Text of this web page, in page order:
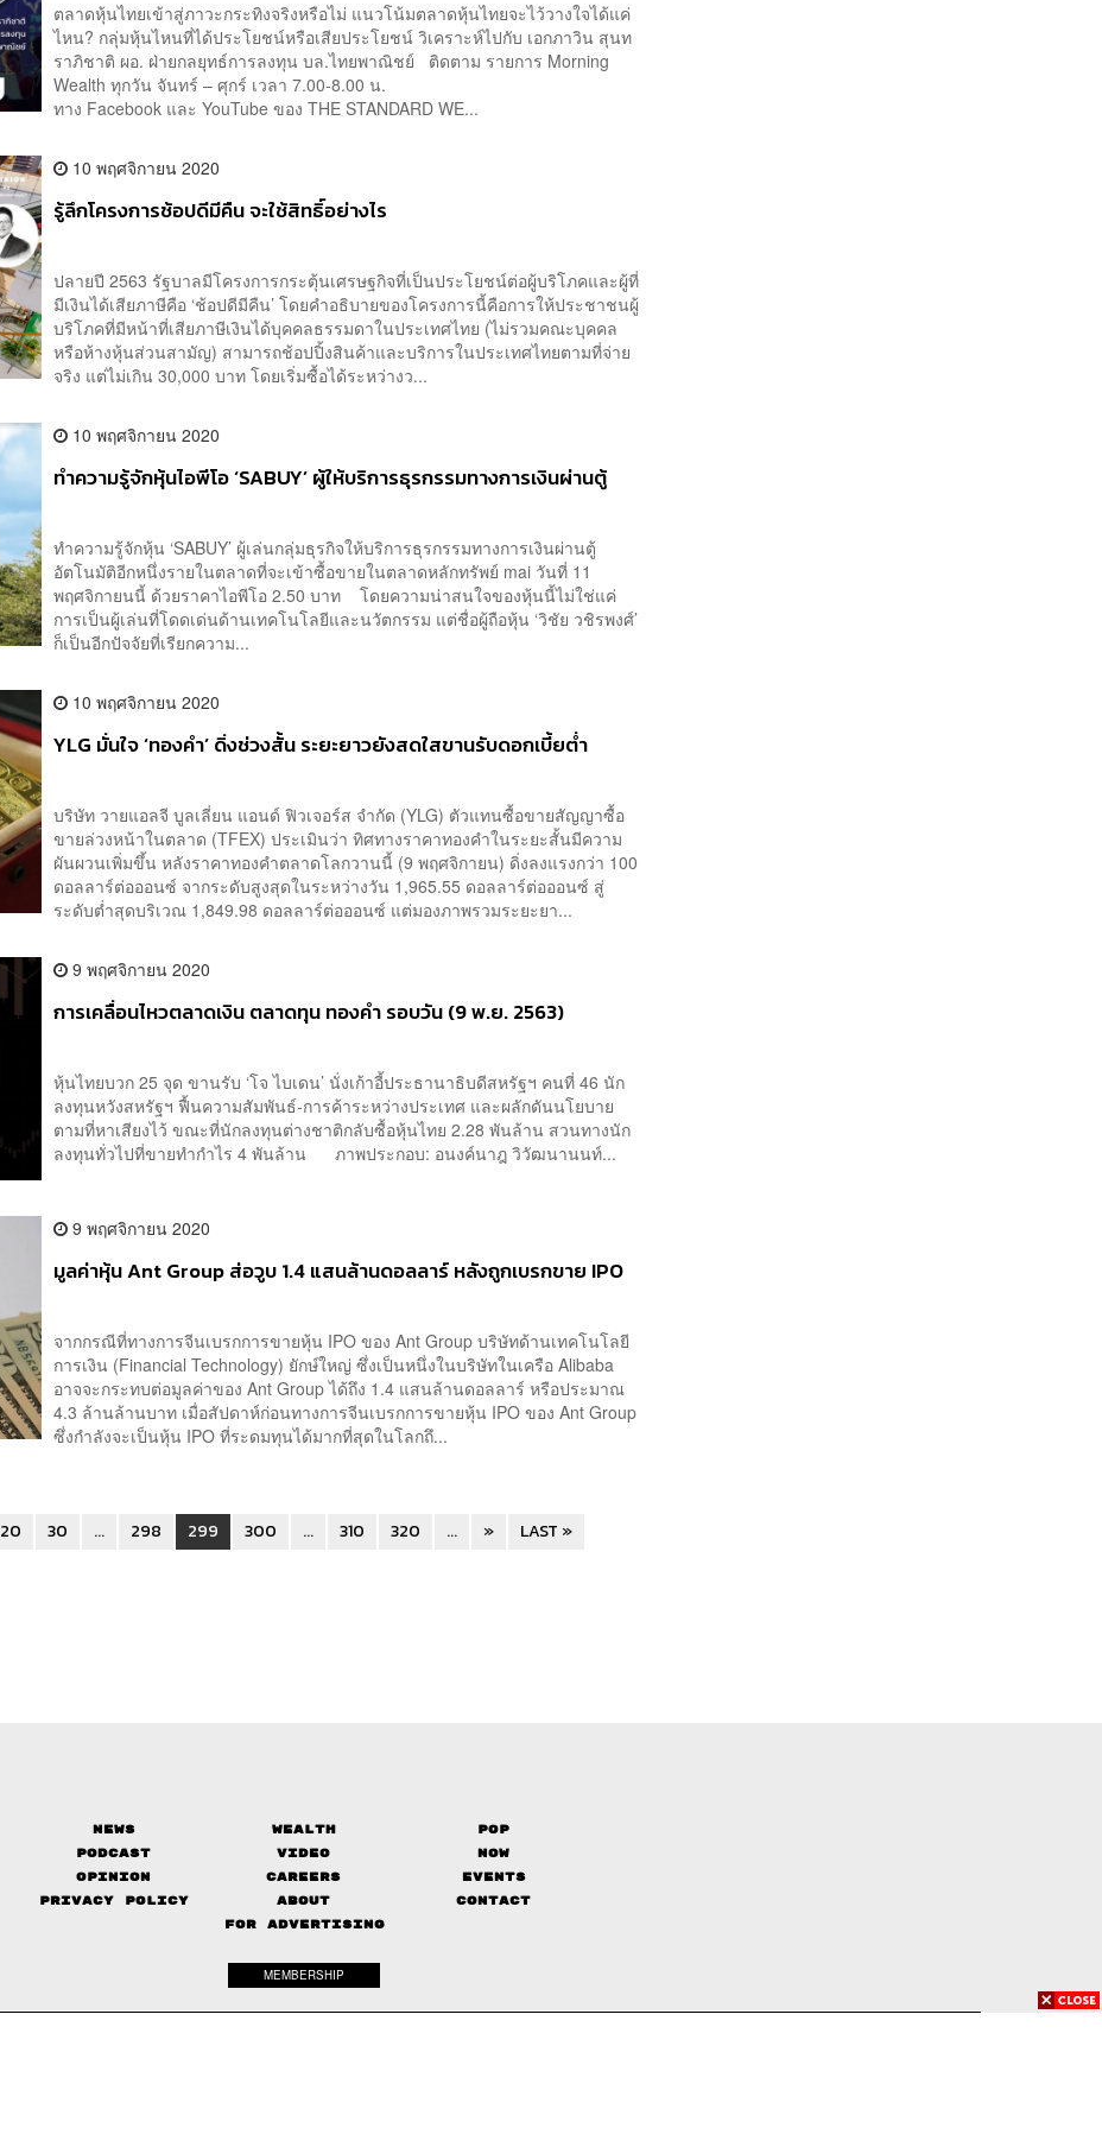
ตลาดหุ้นไทยเข้าสู่ภาวะกระทิงจริงหรือไม่ แนวโน้มตลาดหุ้นไทยจะไว้วางใจได้แค่
ไหน? กลุ่มหุ้นไหนที่ได้ประโยชน์หรือเสียประโยชน์ วิเคราะห์ไปกับ เอกภาวิน สุนท
ราภิชาติ ผอ. ฝ่ายกลยุทธ์การลงทุน บล.ไทยพาณิชย์ ติดตาม รายการ Morning
Wealth ทุกวัน จันทร์ – ศุกร์ เวลา 7.00-8.00 น.
ทาง Facebook และ YouTube ของ THE STANDARD WE...
10 พฤศจิกายน 2020
รู้ลึกโครงการช้อปดีมีคืน จะใช้สิทธิ์อย่างไร
ปลายปี 2563 รัฐบาลมีโครงการกระตุ้นเศรษฐกิจที่เป็นประโยชน์ต่อผู้บริโภคและผู้ที่
มีเงินได้เสียภาษีคือ ‘ช้อปดีมีคืน’ โดยคำอธิบายของโครงการนี้คือการให้ประชาชนผู้
บริโภคที่มีหน้าที่เสียภาษีเงินได้บุคคลธรรมดาในประเทศไทย (ไม่รวมคณะบุคคล
หรือห้างหุ้นส่วนสามัญ) สามารถช้อปปิ้งสินค้าและบริการในประเทศไทยตามที่จ่าย
จริง แต่ไม่เกิน 30,000 บาท โดยเริ่มซื้อได้ระหว่างว...
10 พฤศจิกายน 2020
ทำความรู้จักหุ้นไอพีโอ ‘SABUY’ ผู้ให้บริการธุรกรรมทางการเงินผ่านตู้
ทำความรู้จักหุ้น ‘SABUY’ ผู้เล่นกลุ่มธุรกิจให้บริการธุรกรรมทางการเงินผ่านตู้
อัตโนมัติอีกหนึ่งรายในตลาดที่จะเข้าซื้อขายในตลาดหลักทรัพย์ mai วันที่ 11
พฤศจิกายนนี้​ ด้วยราคาไอพีโอ 2.50 บาท โดยความน่าสนใจของหุ้นนี้ไม่ใช่แค่
การเป็นผู้เล่นที่โดดเด่นด้านเทคโนโลยีและนวัตกรรม แต่ชื่อผู้ถือหุ้น ‘วิชัย วชิรพงศ์’
ก็เป็นอีกปัจจัยที่เรียกความ...
10 พฤศจิกายน 2020
YLG มั่นใจ ‘ทองคำ’ ดิ่งช่วงสั้น ระยะยาวยังสดใสขานรับดอกเบี้ยต่ำ
บริษัท วายแอลจี บูลเลี่ยน แอนด์ ฟิวเจอร์ส จำกัด (YLG) ตัวแทนซื้อขายสัญญาซื้อ
ขายล่วงหน้าในตลาด (TFEX) ประเมินว่า ทิศทางราคาทองคำในระยะสั้นมีความ
ผันผวนเพิ่มขึ้น หลังราคาทองคำตลาดโลกวานนี้ (9 พฤศจิกายน) ดิ่งลงแรงกว่า 100
ดอลลาร์ต่อออนซ์ จากระดับสูงสุดในระหว่างวัน 1,965.55 ดอลลาร์ต่อออนซ์ สู่
ระดับต่ำสุดบริเวณ 1,849.98 ดอลลาร์ต่อออนซ์ แต่มองภาพรวมระยะยา...
9 พฤศจิกายน 2020
การเคลื่อนไหวตลาดเงิน ตลาดทุน ทองคำ รอบวัน (9 พ.ย. 2563)
หุ้นไทยบวก 25 จุด ขานรับ ‘โจ ไบเดน’ นั่งเก้าอี้ประธานาธิบดีสหรัฐฯ คนที่ 46 นัก
ลงทุนหวังสหรัฐฯ ฟื้นความสัมพันธ์-การค้าระหว่างประเทศ และผลักดันนโยบาย
ตามที่หาเสียงไว้ ขณะที่นักลงทุนต่างชาติกลับซื้อหุ้นไทย 2.28 พันล้าน สวนทางนัก
ลงทุนทั่วไปที่ขายทำกำไร 4 พันล้าน ภาพประกอบ: อนงค์นาฎ วิวัฒนานนท์...
9 พฤศจิกายน 2020
มูลค่าหุ้น Ant Group ส่อวูบ 1.4 แสนล้านดอลลาร์ หลังถูกเบรกขาย IPO
จากกรณีที่ทางการจีนเบรกการขายหุ้น IPO ของ Ant Group บริษัทด้านเทคโนโลยี
การเงิน (Financial Technology) ยักษ์ใหญ่ ซึ่งเป็นหนึ่งในบริษัทในเครือ Alibaba
อาจจะกระทบต่อมูลค่าของ Ant Group ได้ถึง 1.4 แสนล้านดอลลาร์ หรือประมาณ
4.3 ล้านล้านบาท เมื่อสัปดาห์ก่อนทางการจีนเบรกการขายหุ้น IPO ของ Ant Group
ซึ่งกำลังจะเป็นหุ้น IPO ที่ระดมทุนได้มากที่สุดในโลกถึ...
20 30 ... 298 299 300 ... 310 320 ... » LAST »
News Wealth
Pop
Podcast
Video
Now
Opinion
Careers
Events
Privacy Policy
About
Contact
FOR ADVERTISING
MEMBERSHIP